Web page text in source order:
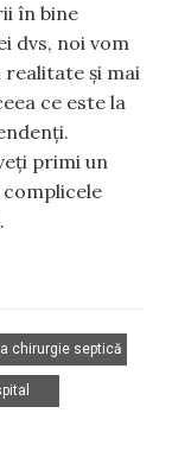
în bine
dvs, noi vom
și mai
ce este la
primi un
chirurgie septică